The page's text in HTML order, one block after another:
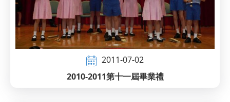
2011-07-02
2010-2011第十一屆畢業禮